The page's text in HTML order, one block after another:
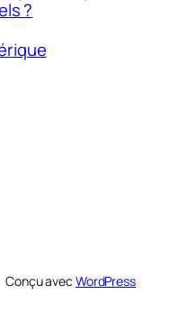
?
Conçu avec WordPress